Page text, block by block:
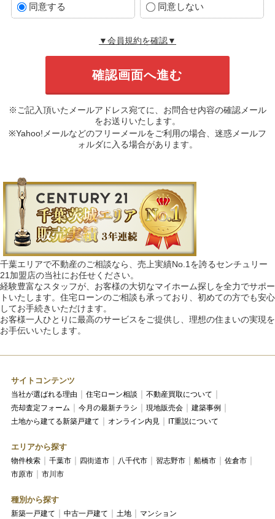
同意する 同意しない
▼会員規約を確認▼
※ご記入頂いたメールアドレス宛てに、お問合せ内容の確認メール
をお送りいたします。
※Yahoo!メールなどのフリーメールをご利用の場合、迷惑メールフ
ォルダに入る場合があります。
千葉エリアで不動産のご相談なら、売上実績No.1を誇るセンチュリー
21加盟店の当社にお任せください。
経験豊富なスタッフが、お客様の大切なマイホーム探しを全力でサポー
トいたします。住宅ローンのご相談も承っており、初めての方でも安心
してお手続きいただけます。
お客様一人ひとりに最高のサービスをご提供し、理想の住まいの実現を
お手伝いいたします。
サイトコンテンツ
当社が選ばれる理由 住宅ローン相談
不動産買取について
売却査定フォーム
今月の最新チラシ 現地販売会
建築事例
土地から建てる新築戸建て
オンライン内見 IT重説について
エリアから探す
物件検索 千葉市 四街道市 八千代市 習志野市 船橋市
佐倉市
市原市
市川市
種別から探す
新築一戸建て 中古一戸建て 土地 マンション